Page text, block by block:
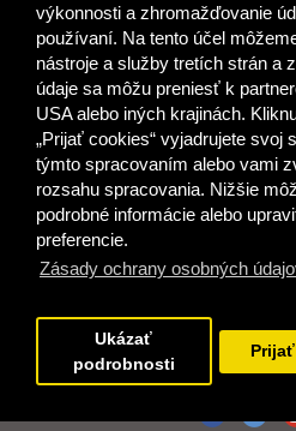
výkonnosti a zhromažďovanie
používaní. Na tento účel
nástroje a služby tretích strán a
údaje sa môžu preniesť k
USA alebo iných krajinách.
„Prijať cookies“ vyjadrujete svoj
týmto spracovaním alebo vami
rozsahu spracovania. Nižšie
podrobné informácie alebo
preferencie.
Zásady ochrany osobných
Ukázať
podrobnosti
Podporujeme
Naše projekty
Spolupracujeme
Pošlite nám správu
NÁKUP
Odstúpiť od zmluvy
© 2017 Dr. Josef Raabe
Dr. Josef Raabe Slovensko, s.r.o.,
Spoločne ku